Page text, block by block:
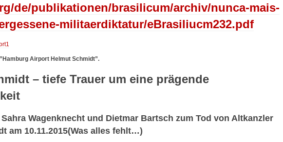
de/publikationen/brasilicum/archiv/nunca-mais-
militaerdiktatur/eBrasiliucm232.pdf
Airport Helmut Schmidt”.
– tiefe Trauer um eine prägende
Wagenknecht und Dietmar Bartsch zum Tod von Altkanzler
am 10.11.2015(Was alles fehlt…)